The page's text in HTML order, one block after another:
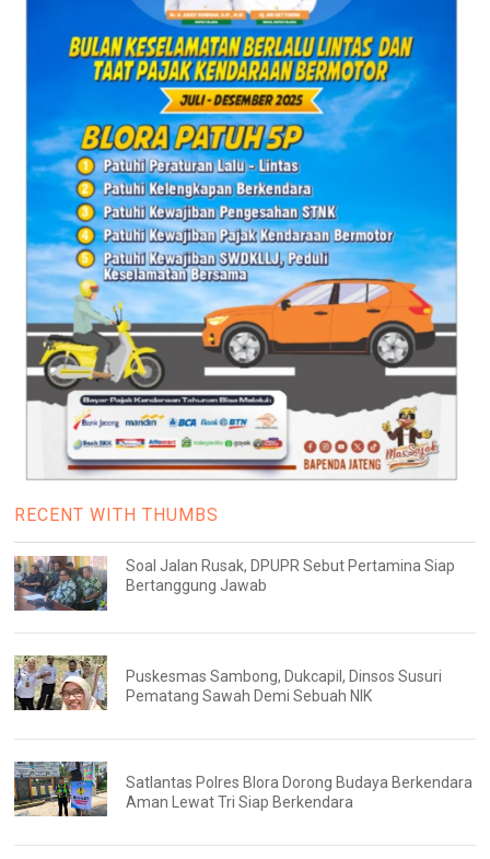
RECENT WITH THUMBS
Soal Jalan Rusak, DPUPR Sebut Pertamina Siap
Bertanggung Jawab
Puskesmas Sambong, Dukcapil, Dinsos Susuri
Pematang Sawah Demi Sebuah NIK
Satlantas Polres Blora Dorong Budaya Berkendara
Aman Lewat Tri Siap Berkendara